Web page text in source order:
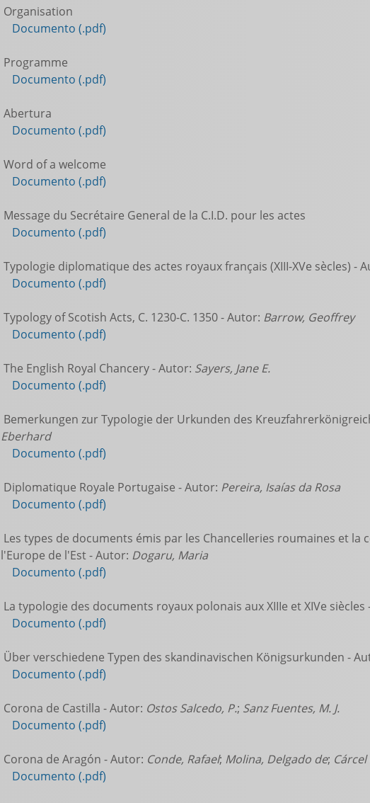
Organisation
Documento (.pdf)
Programme
Documento (.pdf)
Abertura
Documento (.pdf)
Word of a welcome
Documento (.pdf)
Message du Secrétaire General de la C.I.D. pour les actes
Documento (.pdf)
Typologie diplomatique des actes royaux français (XIII-XVe sècles) -
Documento (.pdf)
Typology of Scotish Acts, C. 1230-C. 1350 - Autor: Barrow, Geoffrey
Documento (.pdf)
The English Royal Chancery - Autor: Sayers, Jane E.
Documento (.pdf)
Bemerkungen zur Typologie der Urkunden des
Eberhard
Documento (.pdf)
Diplomatique Royale Portugaise - Autor: Pereira, Isaías da Rosa
Documento (.pdf)
Les types de documents émis par les Chancelleries roumaines et la
l'Europe de l'Est - Autor: Dogaru, Maria
Documento (.pdf)
La typologie des documents royaux polonais aux XIIIe et XIVe siècles
Documento (.pdf)
Über verschiedene Typen des skandinavischen Königsurkunden -
Documento (.pdf)
Corona de Castilla - Autor: Ostos Salcedo, P.; Sanz Fuentes, M. J.
Documento (.pdf)
Corona de Aragón - Autor: Conde, Rafael; Molina, Delgado de;
Documento (.pdf)